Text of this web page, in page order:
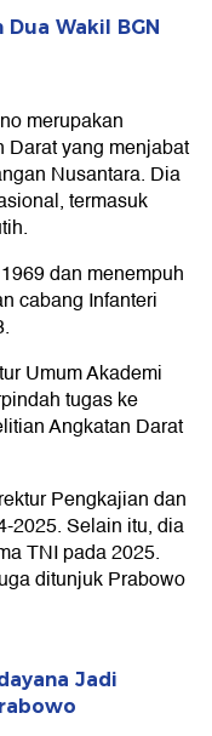
Wakil BGN
merupakan
Darat yang menjabat
Nusantara. Dia
termasuk
dan menempuh
cabang Infanteri
Umum Akademi
tugas ke
Angkatan Darat
Pengkajian dan
2025. Selain itu, dia
TNI pada 2025.
ditunjuk Prabowo
Jadi